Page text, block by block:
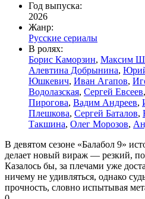
Год выпуска:
2026
Жанр:
Русские сериалы
В ролях:
Борис Каморзин, Максим
Алевтина Добрынина,
Юшкевич, Иван Агапов,
Водолазская, Сергей Евсеев,
Пирогова, Вадим Андреев,
Плешкова, Сергей Баталов,
Такшина, Олег Морозов,
В девятом сезоне «Балабол 9»
делает новый вираж — резкий,
Казалось бы, за плечами уже
ничему не удивляться, однако
прочность, словно испытывая